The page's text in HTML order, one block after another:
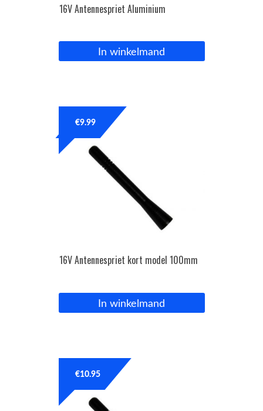
16V Antennespriet Aluminium
In winkelmand
16V Antennespriet kort model 100mm
€9.99
In winkelmand
€10.95